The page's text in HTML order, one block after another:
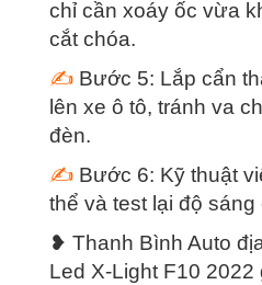
chỉ cần xoáy ốc vừa
cắt chóa.
✍ Bước 5: Lắp cẩn
lên xe ô tô, tránh va
đèn.
✍ Bước 6: Kỹ thuật
thể và test lại độ sáng
❥ Thanh Bình Auto
Led X-Light F10 2022